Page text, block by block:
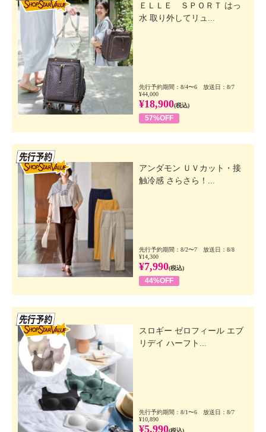
ＥＬＬＥ ＳＰＯＲＴ はっ
水 取り外してリュ...
先行予約期間：8/4〜6 放送日：8/7
¥44,000
¥18,900(税込)
57%OFF
アンダモン ＵＶカット・接
触冷感 さらさら！...
先行予約期間：8/2〜7 放送日：8/8
¥14,300
¥7,990(税込)
44%OFF
スロギー ゼロフィール エブ
リデイ ハーフト...
先行予約期間：8/1〜6 放送日：8/7
¥10,890
¥5,990(税込)